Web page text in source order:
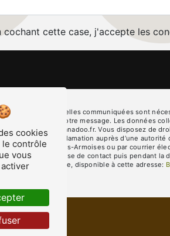
cochant cette case, j'accepte les
données personnelles communiquées sont
de répondre à votre message. Les données
Vous disposez de
une réclamation auprès d’une
08390 Les Petites-Armoises ou par courrier
la période de prise de contact puis pendant
téléphonique, disponible à cette adresse:
cookies
le contrôle
vous